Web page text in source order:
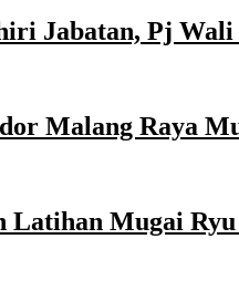
Jabatan, Pj
Malang Raya
Latihan Mugai